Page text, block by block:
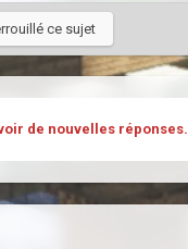
ce sujet
de nouvelles réponses.